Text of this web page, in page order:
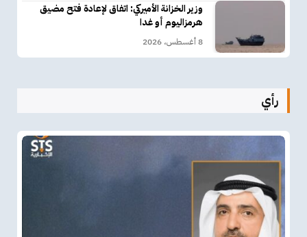
وزير الخزانة الأميركي: اتفاق لإعادة فتح مضيق
هرمزاليوم أو غدا
8 أغسطس، 2026
رأي